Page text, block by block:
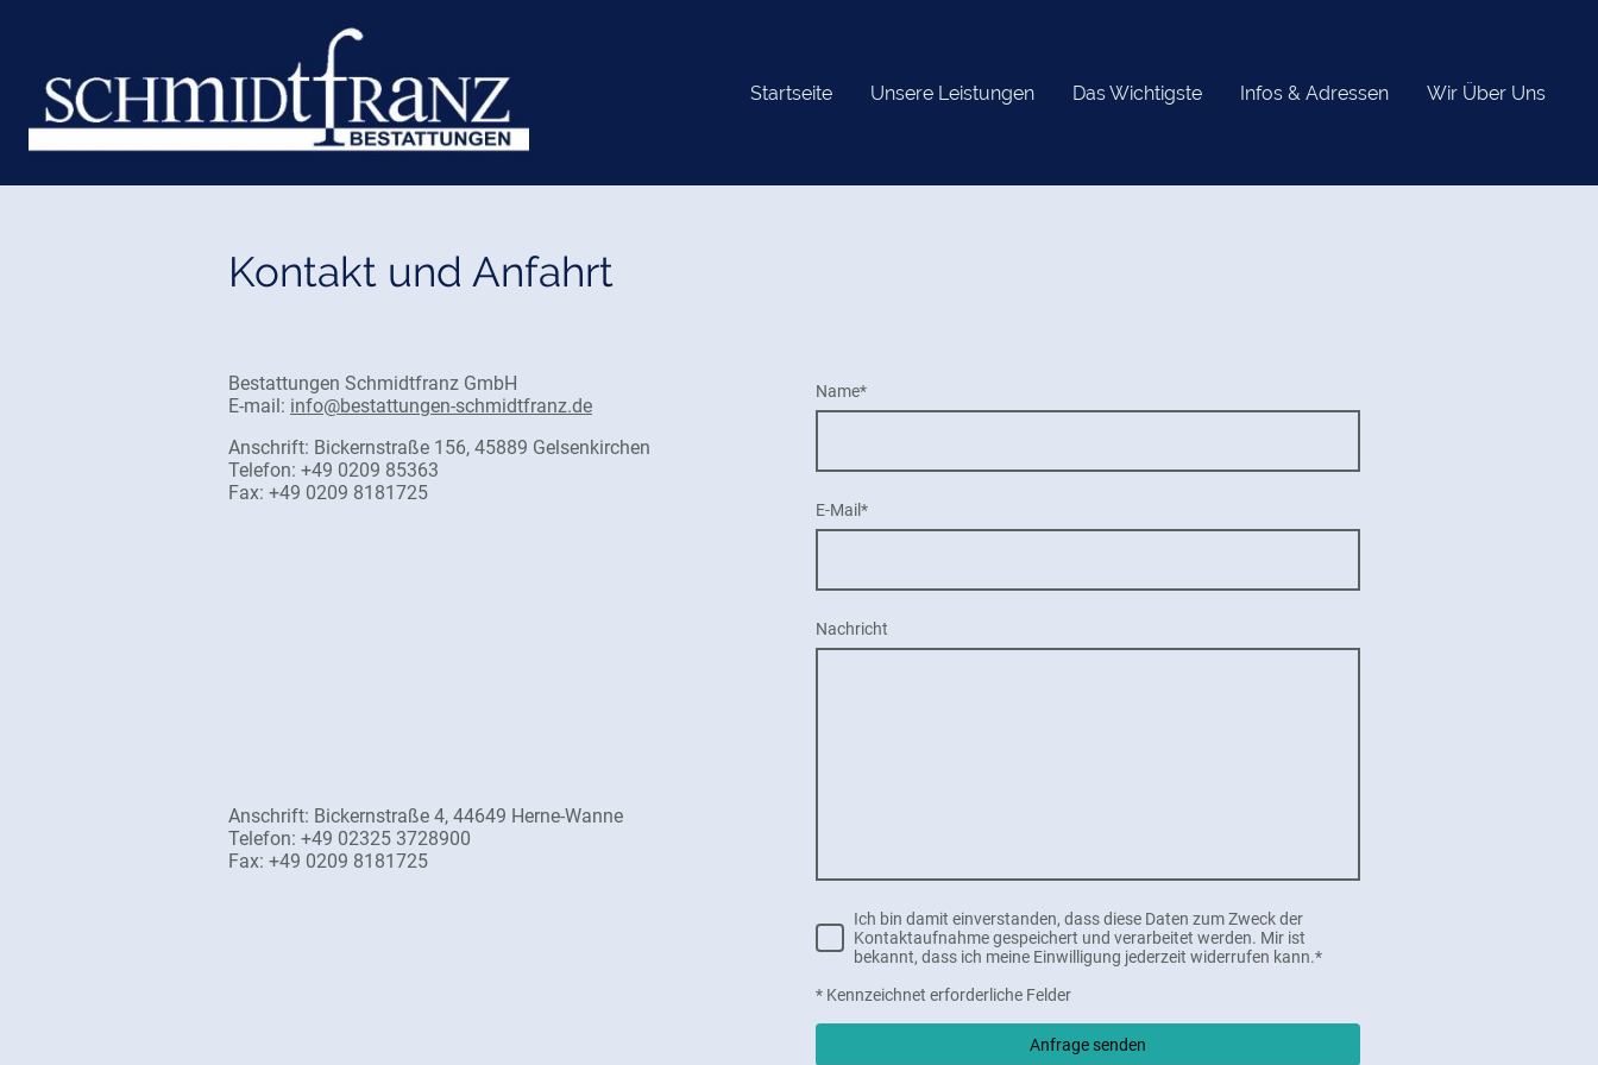
Startseite Unsere Leistungen Das Wichtigste Infos & Adressen Wir Über Uns
Name*
E-Mail*
Nachricht
Ich bin damit einverstanden, dass diese Daten zum Zweck der
Kontaktaufnahme gespeichert und verarbeitet werden. Mir ist
bekannt, dass ich meine Einwilligung jederzeit widerrufen kann.*
* Kennzeichnet erforderliche Felder
Anfrage senden
Kontakt und Anfahrt
Bestattungen Schmidtfranz GmbH
E-mail: info@bestattungen-schmidtfranz.de
Anschrift: Bickernstraße 156, 45889 Gelsenkirchen
Telefon: +49 0209 85363
Fax: +49 0209 8181725
Anschrift: Bickernstraße 4, 44649 Herne-Wanne
Telefon: +49 02325 3728900
Fax: +49 0209 8181725